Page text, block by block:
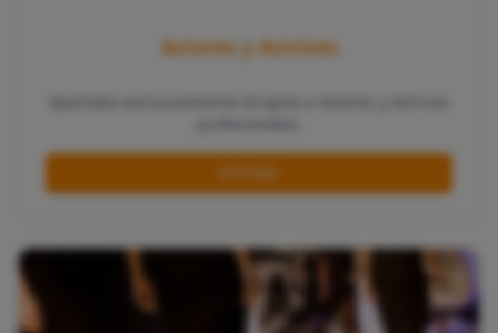
Actores y Actrices